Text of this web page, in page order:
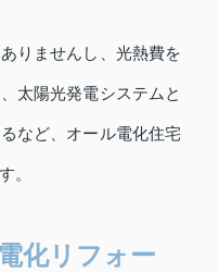
りませんし、光熱費を
太陽光発電システムと
など、オール電化住宅
。
化リフォー